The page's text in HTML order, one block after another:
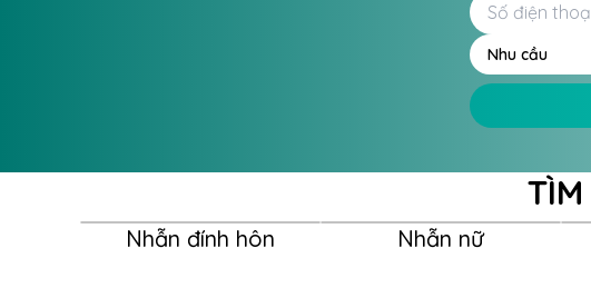
Nhu cầu
TÌM
Nhẫn đính hôn Nhẫn nữ